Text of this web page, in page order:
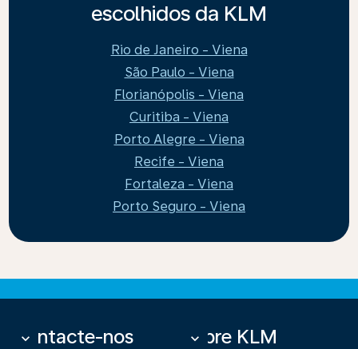
escolhidos da KLM
Rio de Janeiro - Viena
São Paulo - Viena
Florianópolis - Viena
Curitiba - Viena
Porto Alegre - Viena
Recife - Viena
Fortaleza - Viena
Porto Seguro - Viena
Contacte-nos
keyboard_arrow_down Sobre KLM
keyboard_arrow_down